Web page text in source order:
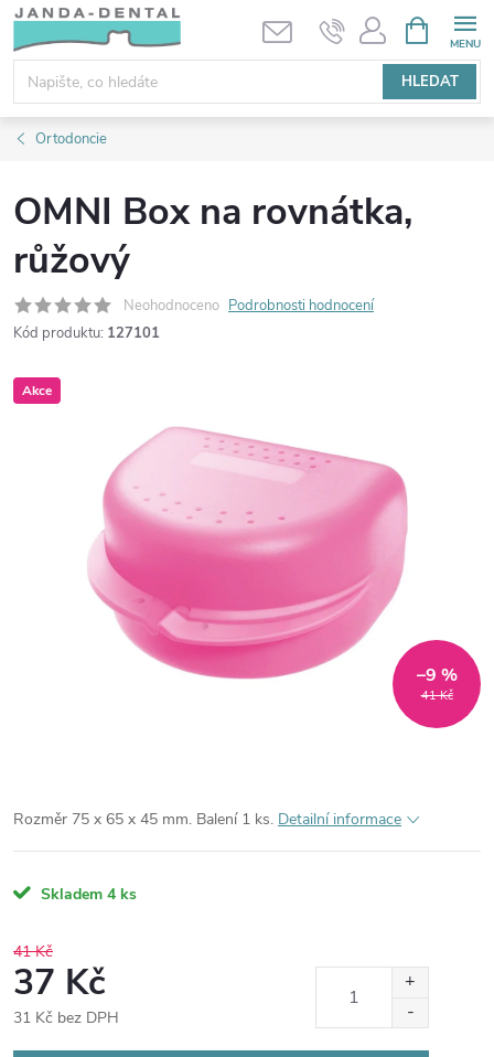
Přejít
obsah
HLEDAT
NÁKUPNÍ
KOŠÍK
Ortodoncie
OMNI Box na rovnátka,
růžový
Neohodnoceno Podrobnosti hodnocení
Kód produktu: 127101
Akce
41 Kč
–9 %
Rozměr 75 x 65 x 45 mm. Balení 1 ks. Detailní informace
Skladem 4 ks
41 Kč
37 Kč
31 Kč bez DPH